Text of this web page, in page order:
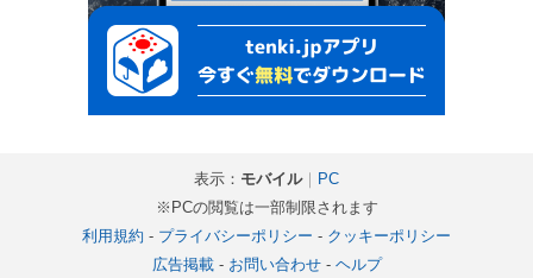
表示： モバイル｜ PC
※PCの閲覧は一部制限されます
利用規約 - プライバシーポリシー - クッキーポリシー
広告掲載- お問い合わせ- ヘルプ